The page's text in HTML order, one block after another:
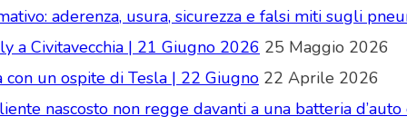
aderenza, usura, sicurezza e falsi miti sugli
a Civitavecchia | 21 Giugno 2026 25 Maggio 2026
con un ospite di Tesla | 22 Giugno 22 Aprile 2026
nascosto non regge davanti a una batteria